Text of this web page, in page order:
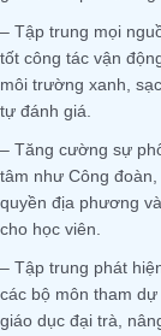
– Tập trung mọi
tốt công tác vận
môi trường xanh,
tự đánh giá.
– Tăng cường sự
tâm như Công
quyền địa phương
cho học viên.
– Tập trung phát
các bộ môn tham
giáo dục đại trà,